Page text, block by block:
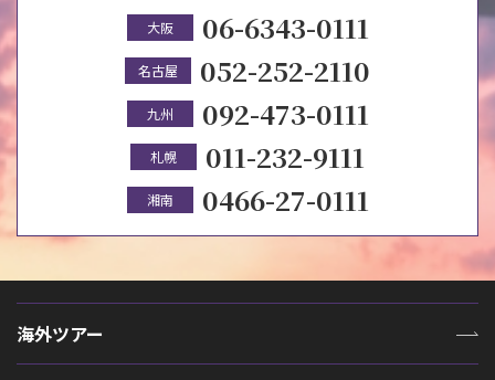
大阪 06-6343-0111
名古屋 052-252-2110
九州 092-473-0111
札幌 011-232-9111
湘南 0466-27-0111
海外ツアー